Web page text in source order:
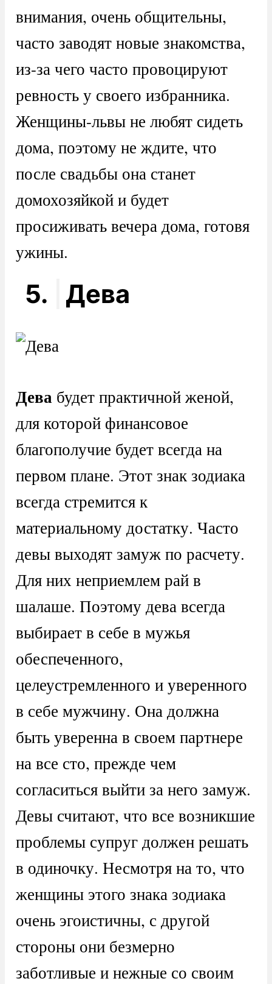
внимания, очень общительны,
часто заводят новые знакомства,
из-за чего часто провоцируют
ревность у своего избранника.
Женщины-львы не любят сидеть
дома, поэтому не ждите, что
после свадьбы она станет
домохозяйкой и будет
просиживать вечера дома, готовя
ужины.
5. Дева
Дева будет практичной женой,
для которой финансовое
благополучие будет всегда на
первом плане. Этот знак зодиака
всегда стремится к
материальному достатку. Часто
девы выходят замуж по расчету.
Для них неприемлем рай в
шалаше. Поэтому дева всегда
выбирает в себе в мужья
обеспеченного,
целеустремленного и уверенного
в себе мужчину. Она должна
быть уверенна в своем партнере
на все сто, прежде чем
согласиться выйти за него замуж.
Девы считают, что все возникшие
проблемы супруг должен решать
в одиночку. Несмотря на то, что
женщины этого знака зодиака
очень эгоистичны, с другой
стороны они безмерно
заботливые и нежные со своим